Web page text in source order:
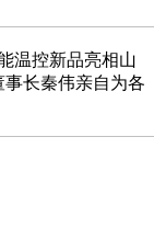
温控新品亮相山
长秦伟亲自为各